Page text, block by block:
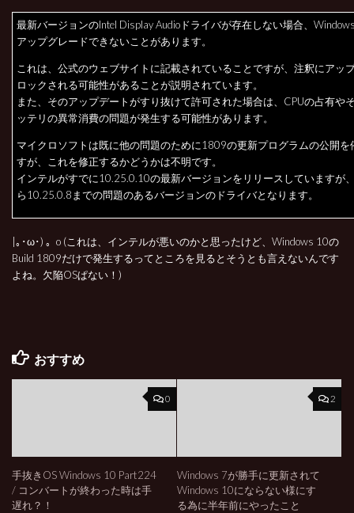
最新バージョンのIntel Display Audioドライバが存在しない場合、
アップグレードできないことがあります。
これは、公式のウェブサイトに記載されていることですが、注釈にアッ
ロックされる可能性があることが説明されています。
また、そのアップデートがすり抜けて許可された場合は、CPUの占有や
ッテリの異常消費の問題が発生する可能性があります。
マイクロソフトは既に他の問題のために1809の更新プログラムの公開を
すが、これを修正するかどうかは不明です。
インテルがすでに10.25.0.10の最新バージョンをリリースしていますが
ら10.25.0.8までの問題のあるバージョンのドライバとなります。
|｡･ω･) 。o (これは、インテルが悪いのかと思ったけど、Windows 10の
Build 1809だけで発生するってところを見るとそうとも言えないんです
よね。欠陥OSぱない！)
おすすめ
0
手抜きOS Windows 10 Part224
/ コンバートが終わった時は手
遅れ？！
2
Windows 7が勝手に更新されて
Windows 10にならない様にす
る為に半年前にやったこと